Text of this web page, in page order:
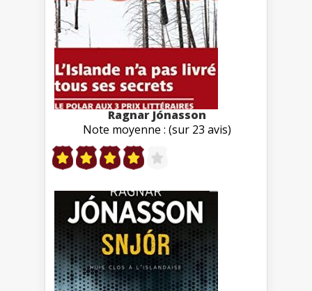
Ragnar Jónasson
Note moyenne : (sur 23 avis)